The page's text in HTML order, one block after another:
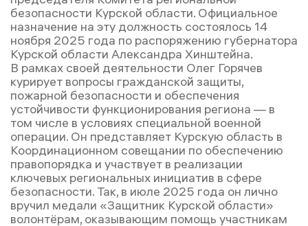
безопасности Курской области. Официальное
назначение на эту должность состоялось 14
ноября 2025 года по распоряжению губернатора
Курской области Александра Хинштейна.
В рамках своей деятельности Олег Горячев
курирует вопросы гражданской защиты,
пожарной безопасности и обеспечения
устойчивости функционирования региона — в
том числе в условиях специальной военной
операции. Он представляет Курскую область в
Координационном совещании по обеспечению
правопорядка и участвует в реализации
ключевых региональных инициатив в сфере
безопасности. Так, в июле 2025 года он лично
вручил медали «Защитник Курской области»
волонтёрам, оказывающим помощь участникам